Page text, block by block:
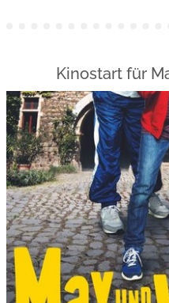
Kinostart für